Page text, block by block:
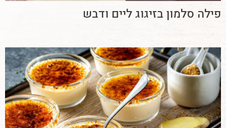
פילה סלמון בזיגוג ליים ודבש